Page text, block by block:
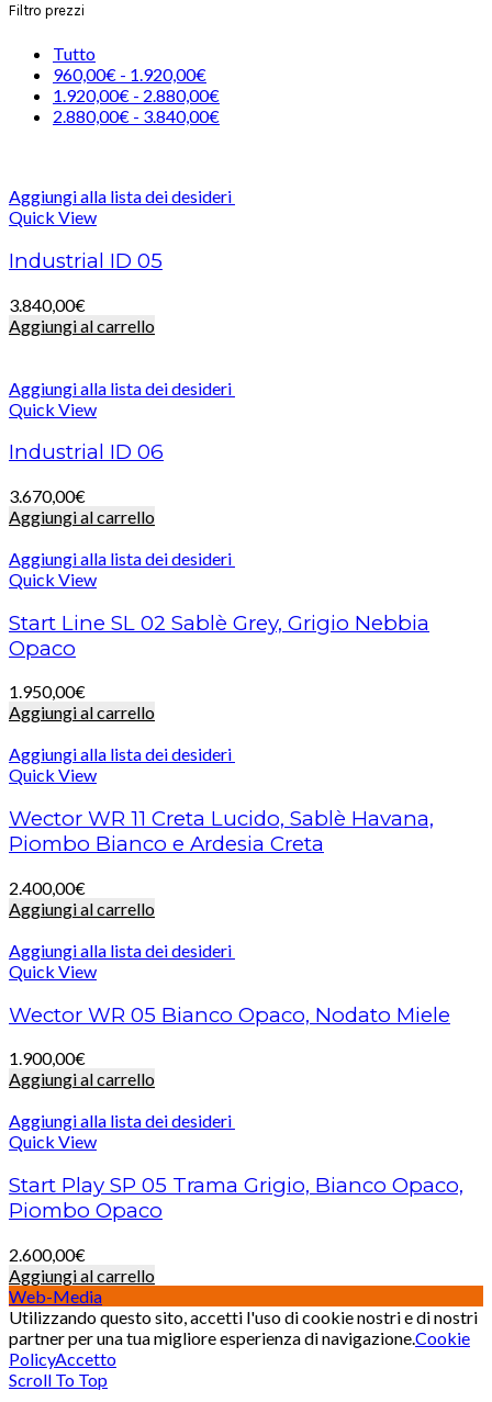
Filtro prezzi
Tutto
960,00€ - 1.920,00€
1.920,00€ - 2.880,00€
2.880,00€ - 3.840,00€
Aggiungi alla lista dei desideri
Quick View
Industrial ID 05
3.840,00€
Aggiungi al carrello
Aggiungi alla lista dei desideri
Quick View
Industrial ID 06
3.670,00€
Aggiungi al carrello
Aggiungi alla lista dei desideri
Quick View
Start Line SL 02 Sablè Grey, Grigio Nebbia
Opaco
1.950,00€
Aggiungi al carrello
Aggiungi alla lista dei desideri
Quick View
Wector WR 11 Creta Lucido, Sablè Havana,
Piombo Bianco e Ardesia Creta
2.400,00€
Aggiungi al carrello
Aggiungi alla lista dei desideri
Quick View
Wector WR 05 Bianco Opaco, Nodato Miele
1.900,00€
Aggiungi al carrello
Aggiungi alla lista dei desideri
Quick View
Start Play SP 05 Trama Grigio, Bianco Opaco,
Piombo Opaco
2.600,00€
Aggiungi al carrello
Web-Media
Utilizzando questo sito, accetti l'uso di cookie nostri e di nostri
partner per una tua migliore esperienza di navigazione.Cookie
PolicyAccetto
Scroll To Top